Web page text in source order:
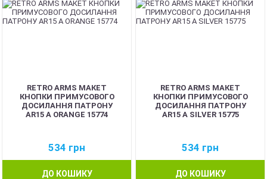
RETRO ARMS МАКЕТ
КНОПКИ ПРИМУСОВОГО
ДОСИЛАННЯ ПАТРОНУ
AR15 A ORANGE 15774
534 грн
ДО КОШИКУ
RETRO ARMS МАКЕТ
КНОПКИ ПРИМУСОВОГО
ДОСИЛАННЯ ПАТРОНУ
AR15 A SILVER 15775
534 грн
ДО КОШИКУ